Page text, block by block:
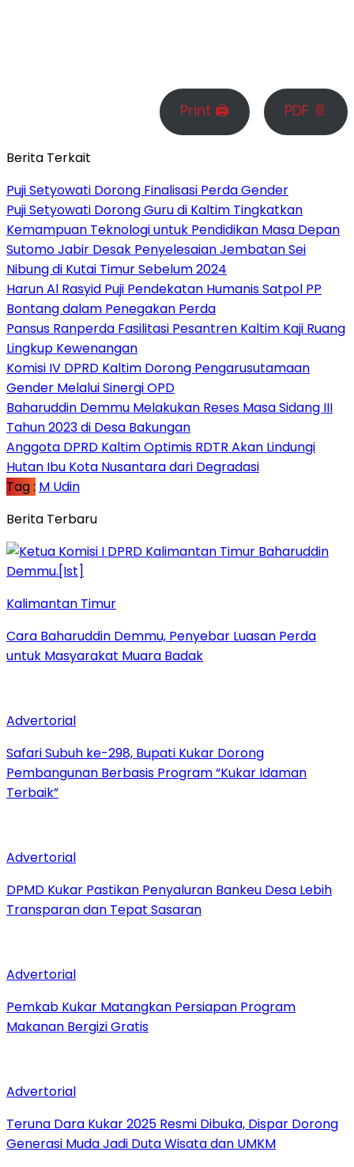
Print 🖨 PDF 📄
Berita Terkait
Puji Setyowati Dorong Finalisasi Perda Gender
Puji Setyowati Dorong Guru di Kaltim Tingkatkan
Kemampuan Teknologi untuk Pendidikan Masa Depan
Sutomo Jabir Desak Penyelesaian Jembatan Sei
Nibung di Kutai Timur Sebelum 2024
Harun Al Rasyid Puji Pendekatan Humanis Satpol PP
Bontang dalam Penegakan Perda
Pansus Ranperda Fasilitasi Pesantren Kaltim Kaji Ruang
Lingkup Kewenangan
Komisi IV DPRD Kaltim Dorong Pengarusutamaan
Gender Melalui Sinergi OPD
Baharuddin Demmu Melakukan Reses Masa Sidang III
Tahun 2023 di Desa Bakungan
Anggota DPRD Kaltim Optimis RDTR Akan Lindungi
Hutan Ibu Kota Nusantara dari Degradasi
Tag : M Udin
Berita Terbaru
Kalimantan Timur
Cara Baharuddin Demmu, Penyebar Luasan Perda
untuk Masyarakat Muara Badak
Advertorial
Safari Subuh ke-298, Bupati Kukar Dorong
Pembangunan Berbasis Program “Kukar Idaman
Terbaik”
Advertorial
DPMD Kukar Pastikan Penyaluran Bankeu Desa Lebih
Transparan dan Tepat Sasaran
Advertorial
Pemkab Kukar Matangkan Persiapan Program
Makanan Bergizi Gratis
Advertorial
Teruna Dara Kukar 2025 Resmi Dibuka, Dispar Dorong
Generasi Muda Jadi Duta Wisata dan UMKM